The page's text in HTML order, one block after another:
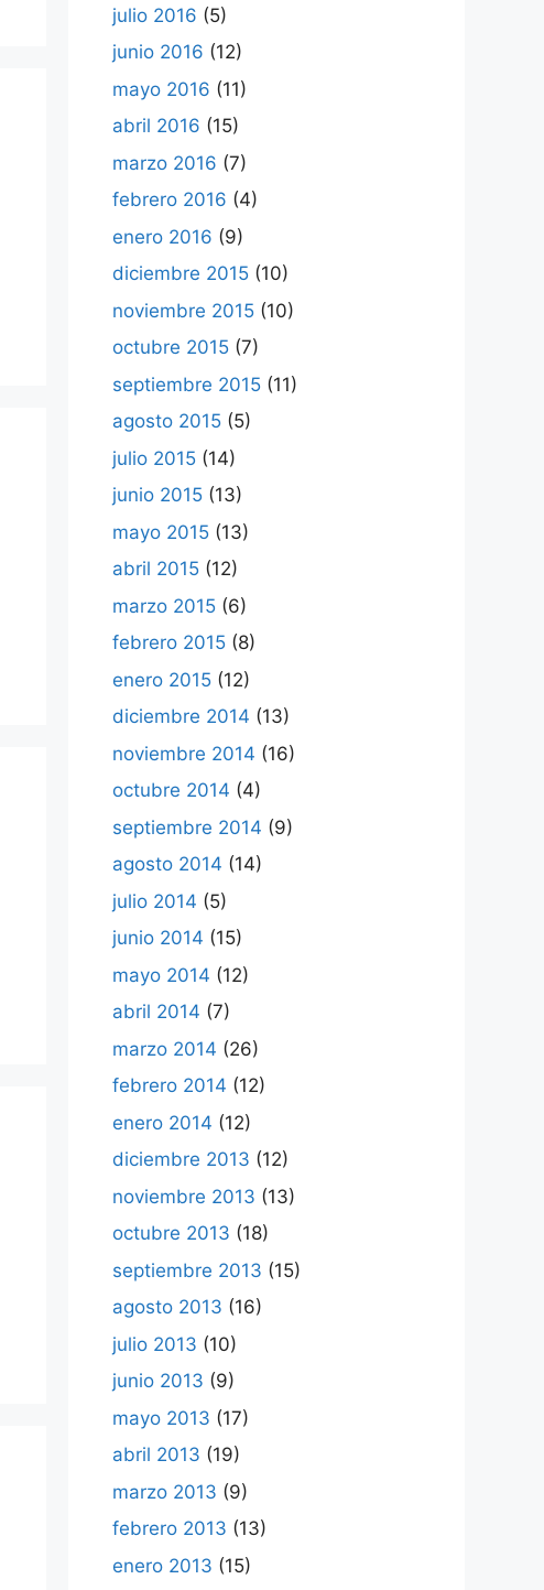
julio 2016 (5)
junio 2016 (12)
mayo 2016 (11)
abril 2016 (15)
marzo 2016 (7)
febrero 2016 (4)
enero 2016 (9)
diciembre 2015 (10)
noviembre 2015 (10)
octubre 2015 (7)
septiembre 2015 (11)
agosto 2015 (5)
julio 2015 (14)
junio 2015 (13)
mayo 2015 (13)
abril 2015 (12)
marzo 2015 (6)
febrero 2015 (8)
enero 2015 (12)
diciembre 2014 (13)
noviembre 2014 (16)
octubre 2014 (4)
septiembre 2014 (9)
agosto 2014 (14)
julio 2014 (5)
junio 2014 (15)
mayo 2014 (12)
abril 2014 (7)
marzo 2014 (26)
febrero 2014 (12)
enero 2014 (12)
diciembre 2013 (12)
noviembre 2013 (13)
octubre 2013 (18)
septiembre 2013 (15)
agosto 2013 (16)
julio 2013 (10)
junio 2013 (9)
mayo 2013 (17)
abril 2013 (19)
marzo 2013 (9)
febrero 2013 (13)
enero 2013 (15)